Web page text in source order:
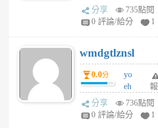
Pe
Jc
R
P
m
v
A
V
分享
735點閱
0 評論/給分
1
wmdgtlznsl
0.0分
yo
eh
ld
gy
報
分享
736點閱
0 評論/給分
1